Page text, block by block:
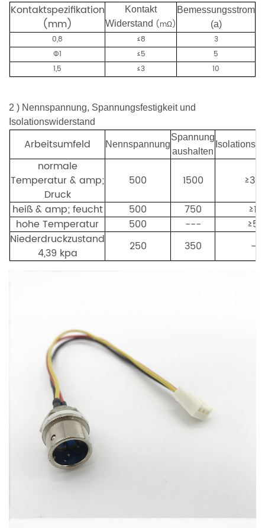
Kontaktspezifikation
(mm)
Kontakt
Widerstand (mΩ)
Bemessungsstrom
(a)
0,8 ≤8
3
Φ1
≤5
5
1,5
≤3 10
2 ) Nennspannung, Spannungsfestigkeit und
Isolationswiderstand
Arbeitsumfeld Nennspannung
Spannung
aushalten
normale
Temperatur & amp;
Druck
500 1500
heiß & amp; feucht
500 750
hohe Temperatur
500 ---
Niederdruckzustand
4,39 kpa
250 350